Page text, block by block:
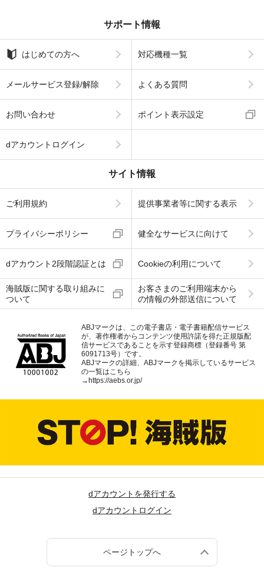
サポート情報
はじめての方へ 対応機種一覧
メールサービス登録/解除 よくある質問
お問い合わせ ポイント表示設定
dアカウントログイン
サイト情報
ご利用規約 提供事業者等に関する表示
プライバシーポリシー 健全なサービスに向けて
dアカウント2段階認証とは Cookieの利用について
海賊版に関する取り組みに
ついて
お客さまのご利用端末から
の情報の外部送信について
ABJマークは、この電子書店・電子書籍配信サービス
が、著作権者からコンテンツ使用許諾を得た正規版配
信サービスであることを示す登録商標（登録番号 第
6091713号）です。
ABJマークの詳細、ABJマークを掲示しているサービス
の一覧はこちら
→ https://aebs.or.jp/
dアカウントを発行する
dアカウントログイン
ページトップへ